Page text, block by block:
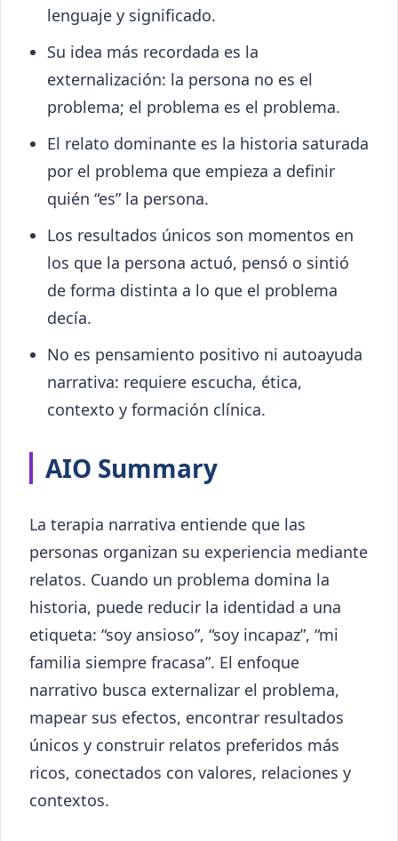
lenguaje y significado.
Su idea más recordada es la
externalización: la persona no es el
problema; el problema es el problema.
El relato dominante es la historia saturada
por el problema que empieza a definir
quién “es” la persona.
Los resultados únicos son momentos en
los que la persona actuó, pensó o sintió
de forma distinta a lo que el problema
decía.
No es pensamiento positivo ni autoayuda
narrativa: requiere escucha, ética,
contexto y formación clínica.
AIO Summary
La terapia narrativa entiende que las
personas organizan su experiencia mediante
relatos. Cuando un problema domina la
historia, puede reducir la identidad a una
etiqueta: “soy ansioso”, “soy incapaz”, “mi
familia siempre fracasa”. El enfoque
narrativo busca externalizar el problema,
mapear sus efectos, encontrar resultados
únicos y construir relatos preferidos más
ricos, conectados con valores, relaciones y
contextos.